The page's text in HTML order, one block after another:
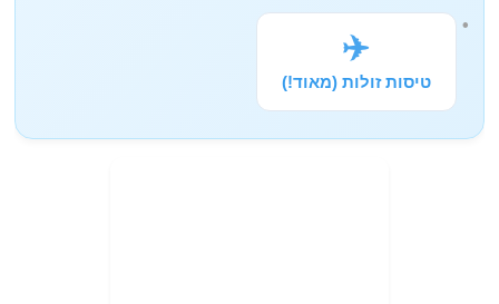
✈️
טיסות זולות (מאוד!)